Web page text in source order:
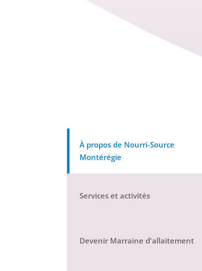
À propos de Nourri-Source
Montérégie
Services et activités
Devenir Marraine d'allaitement